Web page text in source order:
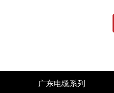
广东电缆系列